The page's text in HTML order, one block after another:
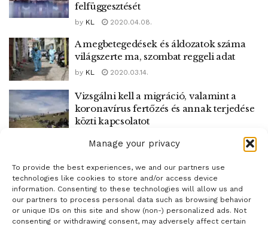
Manage your privacy
To provide the best experiences, we and our partners use
technologies like cookies to store and/or access device
information. Consenting to these technologies will allow us and
our partners to process personal data such as browsing behavior
or unique IDs on this site and show (non-) personalized ads. Not
consenting or withdrawing consent, may adversely affect certain
felfüggesztését
by KL 2020.04.08.
A megbetegedések és áldozatok száma
világszerte ma, szombat reggeli adat
by KL 2020.03.14.
Vizsgálni kell a migráció, valamint a
koronavírus fertőzés és annak terjedése
közti kapcsolatot
2